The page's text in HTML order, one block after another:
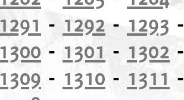
1291 - 1292 - 1293
1300 - 1301 - 1302
1309 - 1310 - 1311